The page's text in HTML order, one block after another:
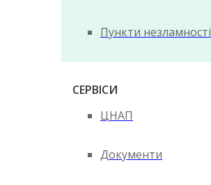
Пункти незламності
СЕРВІСИ
ЦНАП
Документи